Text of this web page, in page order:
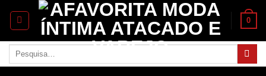
0
Pesquisar